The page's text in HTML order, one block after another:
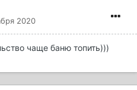
2020
чаще баню топить)))